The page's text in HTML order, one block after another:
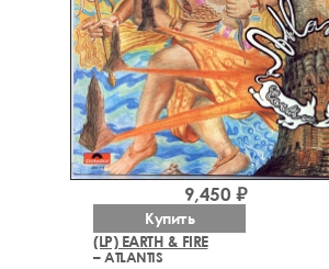
(LP) EARTH & FIRE
– ATLANTIS
9,450 ₽
Купить